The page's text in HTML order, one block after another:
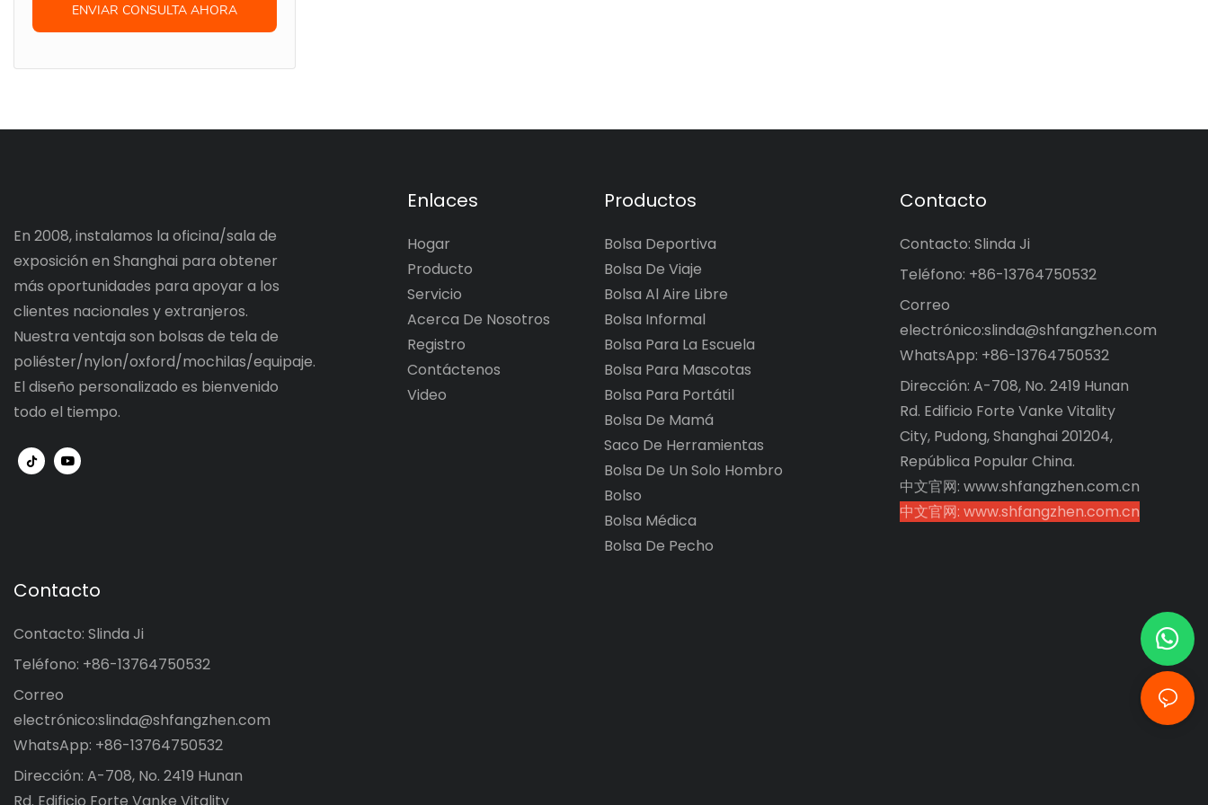
ENVIAR CONSULTA AHORA
En 2008, instalamos la oficina/sala de
exposición en Shanghai para obtener
más oportunidades para apoyar a los
clientes nacionales y extranjeros.
Nuestra ventaja son bolsas de tela de
poliéster/nylon/oxford/mochilas/equipaje.
El diseño personalizado es bienvenido
todo el tiempo.
Enlaces
Hogar
Producto
Servicio
Acerca De Nosotros
Registro
Contáctenos
Video
Productos
Bolsa Deportiva
Bolsa De Viaje
Bolsa Al Aire Libre
Bolsa Informal
Bolsa Para La Escuela
Bolsa Para Mascotas
Bolsa Para Portátil
Bolsa De Mamá
Saco De Herramientas
Bolsa De Un Solo Hombro
Bolso
Bolsa Médica
Bolsa De Pecho
Contacto
Contacto: Slinda Ji
Teléfono: +86-13764750532
Correo
electrónico:slinda@shfangzhen.com
WhatsApp: +86-13764750532
Dirección: A-708, No. 2419 Hunan
Rd. Edificio Forte Vanke Vitality
City, Pudong, Shanghai 201204,
República Popular China.
中文官网: www.shfangzhen.com.cn
中文官网: www.shfangzhen.com.cn
Contacto
Contacto: Slinda Ji
Teléfono: +86-13764750532
Correo
electrónico:slinda@shfangzhen.com
WhatsApp: +86-13764750532
Dirección: A-708, No. 2419 Hunan
Rd. Edificio Forte Vanke Vitality